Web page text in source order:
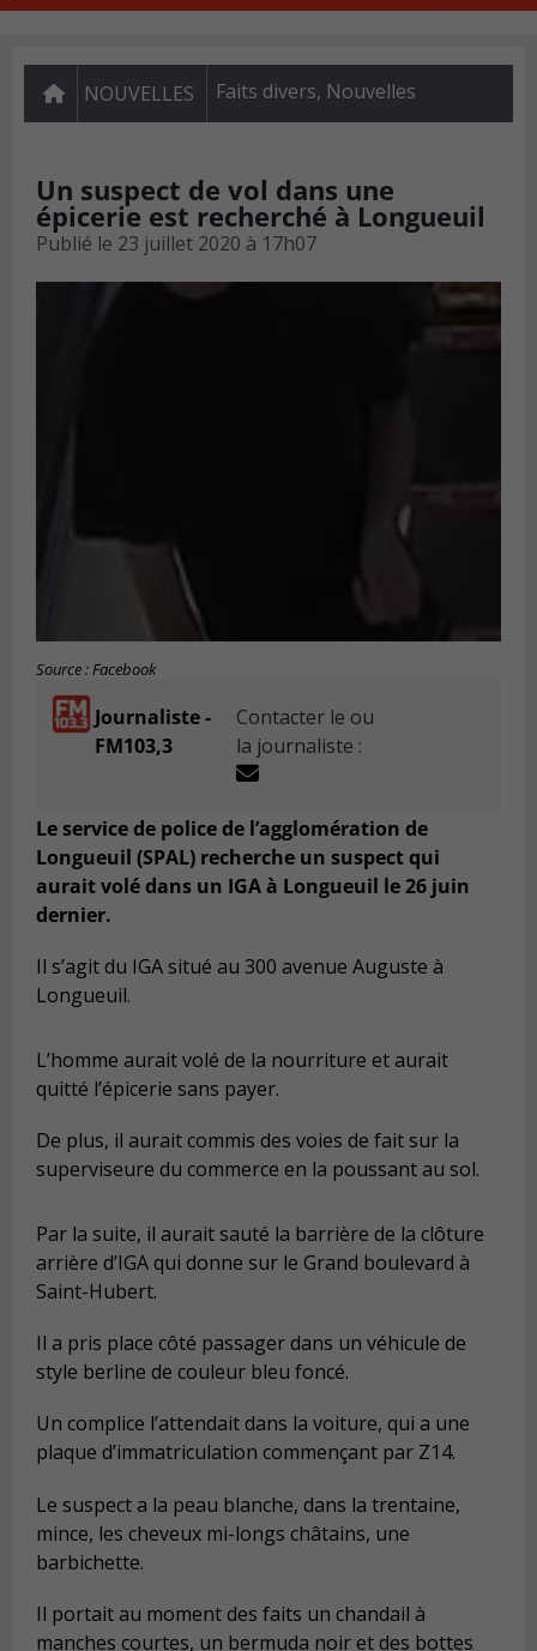
NOUVELLES Faits divers, Nouvelles
Un suspect de vol dans une
épicerie est recherché à Longueuil
Publié le 23 juillet 2020 à 17h07
Source : Facebook
Journaliste -
FM103,3
Contacter le ou
la journaliste :
Le service de police de l’agglomération de
Longueuil (SPAL) recherche un suspect qui
aurait volé dans un IGA à Longueuil le 26 juin
dernier.
Il s’agit du IGA situé au 300 avenue Auguste à
Longueuil.
L’homme aurait volé de la nourriture et aurait
quitté l’épicerie sans payer.
De plus, il aurait commis des voies de fait sur la
superviseure du commerce en la poussant au sol.
Par la suite, il aurait sauté la barrière de la clôture
arrière d’IGA qui donne sur le Grand boulevard à
Saint-Hubert.
Il a pris place côté passager dans un véhicule de
style berline de couleur bleu foncé.
Un complice l’attendait dans la voiture, qui a une
plaque d’immatriculation commençant par Z14.
Le suspect a la peau blanche, dans la trentaine,
mince, les cheveux mi-longs châtains, une
barbichette.
Il portait au moment des faits un chandail à
manches courtes, un bermuda noir et des bottes